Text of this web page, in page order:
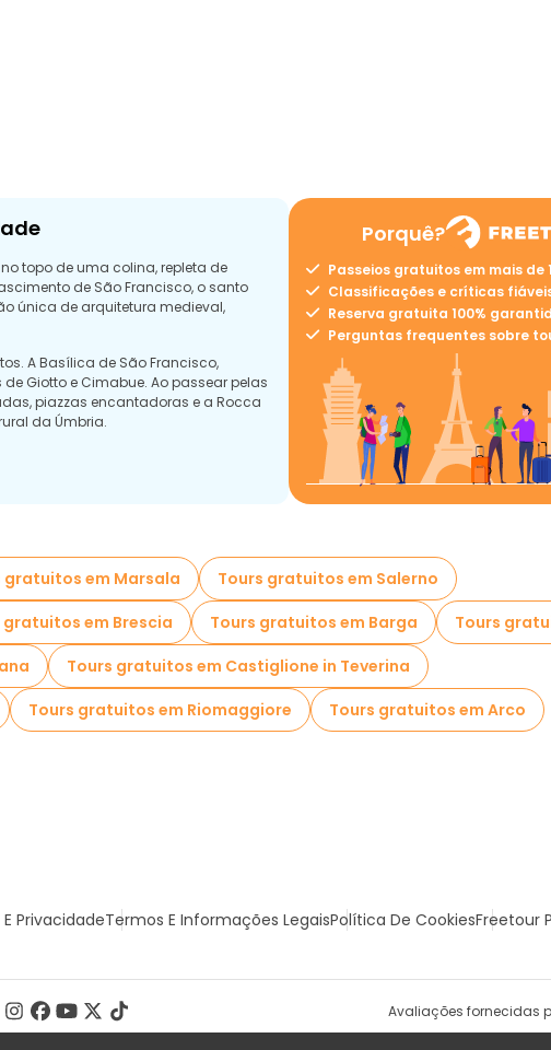
topo de uma colina, repleta de
de São Francisco, o santo
única de arquitetura medieval,
A Basílica de São Francisco,
Giotto e Cimabue. Ao passear pelas
piazzas encantadoras e a Rocca
da Úmbria.
disponíveis que oferecem
excursões oferecem uma visão
Porquê?
Passeios gratuitos em mais de
Classificações e críticas
Reserva gratuita 100%
Perguntas frequentes sobre
gratuitos em Marsala
Tours gratuitos em Salerno
gratuitos em Brescia Tours gratuitos em Barga
Tours
Tours gratuitos em Castiglione in Teverina
Tours gratuitos em Riomaggiore Tours gratuitos em Arco
PrivacidadeTermos E Informações LegaisPolítica De CookiesFreetour
Avaliações fornecidas